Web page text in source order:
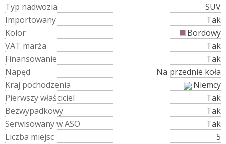
Typ nadwozia
SUV
Importowany
Tak
Kolor
Bordowy
VAT marża
Tak
Finansowanie
Tak
Napęd
Na przednie koła
Kraj pochodzenia
Niemcy
Pierwszywłaściciel
Tak
Bezwypadkowy
Tak
SerwisowanywASO
Tak
Liczba miejsc
5